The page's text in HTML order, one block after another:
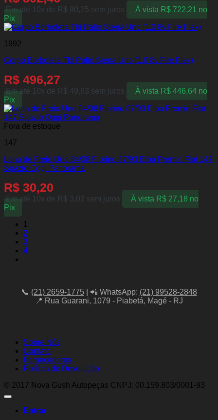
Em até 10x de R$ 80,25 sem juros À vista R$722,21 no
Pix
1992
Corpo Borboleta Tbi Palio Siena Uno (1.0 8v Fire Flex)
R$ 496,27
Em até 10x de R$ 49,63 sem juros À vista R$446,64 no
Pix
Fora de estoque
147
Lona de Freio Uno 84/08 Fiorino 87/93 Elba Premio Fiat 147
Spazio Oggi Panorama
R$ 30,20
Em até 10x de R$ 3,02 sem juros À vista R$27,18 no
Pix
1
2
3
4
📞 (21) 2659-1775| 📲 WhatsApp: (21) 99528-2848
📍 Rua Guarani, 1079 - Piabetá, Magé - RJ
Sobre Nós
Contato
Fornecedores
Política de Devolução
© 2017 Nova Gush Autopeças CNPJ: 00.159.803/0001-93
Entrar